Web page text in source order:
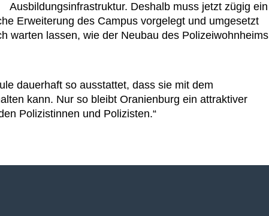
Ausbildungsinfrastruktur. Deshalb muss jetzt zügig ein
Erweiterung des Campus vorgelegt und umgesetzt
warten lassen, wie der Neubau des Polizeiwohnheims
dauerhaft so ausstattet, dass sie mit dem
kann. Nur so bleibt Oranienburg ein attraktiver
Polizistinnen und Polizisten.“